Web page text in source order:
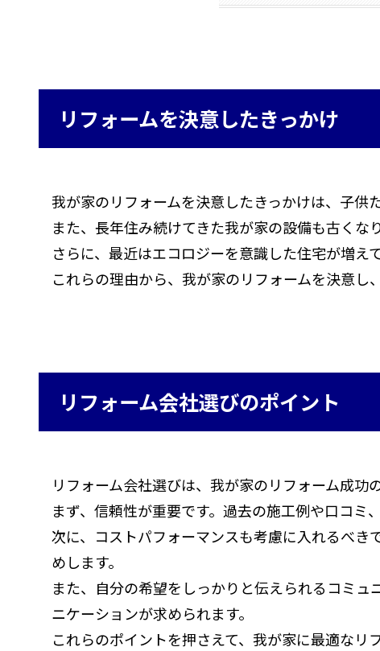
リフォームを決意したきっかけ
我が家のリフォームを決意したきっかけは、子供
また、長年住み続けてきた我が家の設備も古くな
さらに、最近はエコロジーを意識した住宅が増え
これらの理由から、我が家のリフォームを決意し
リフォーム会社選びのポイント
リフォーム会社選びは、我が家のリフォーム成功
まず、信頼性が重要です。過去の施工例や口コミ
次に、コストパフォーマンスも考慮に入れるべ
めします。
また、自分の希望をしっかりと伝えられるコミ
ニケーションが求められます。
これらのポイントを押さえて、我が家に最適なリ